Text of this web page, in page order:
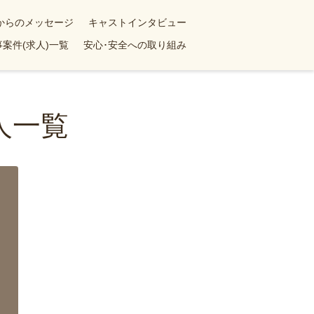
らのメッセージ
キャストインタビュー
案件(求人)一覧
安心･安全への取り組み
一覧